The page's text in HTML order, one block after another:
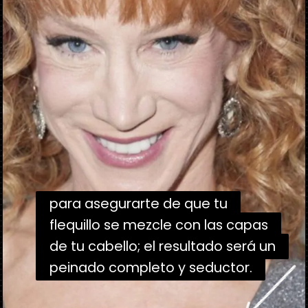
para asegurarte de que tu
flequillo se mezcle con las capas
de tu cabello; el resultado será un
peinado completo y seductor.
para asegurarte de que tu
flequillo se mezcle con las capas
de tu cabello; el resultado será un
peinado completo y seductor.